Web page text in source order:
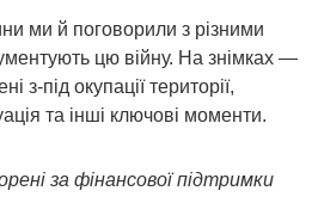
ми й поговорили з різними
цю війну. На знімках —
з-під окупації території,
та інші ключові моменти.
за фінансової підтримки